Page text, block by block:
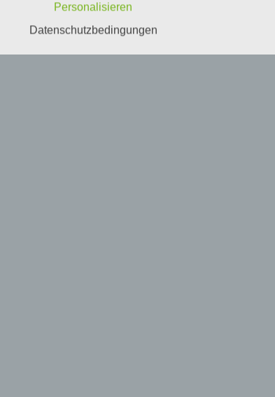
der automatisierten Verarbeitung personenbezogener
dass diese personenbezogenen Daten verwendet
bewerten, insbesondere, um Aspekte bezüglich
Personalisieren
Datenschutzbedingungen